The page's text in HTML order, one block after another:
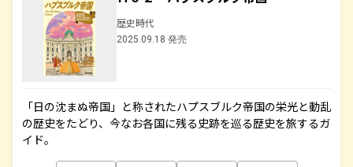
歴史時代
2025.09.18 発売
「日の沈まぬ帝国」と称されたハプスブルク帝国の栄光と動乱
の歴史をたどり、今なお各国に残る史跡を巡る歴史を旅するガ
イド。